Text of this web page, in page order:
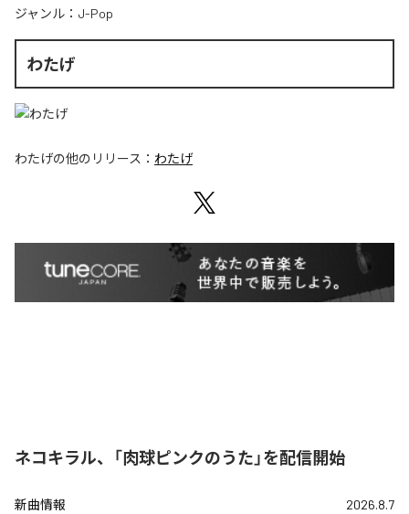
ジャンル： J-Pop
わたげ
わたげの他のリリース： わたげ
ネコキラル、「肉球ピンクのうた」を配信開始
新曲情報 2026.8.7